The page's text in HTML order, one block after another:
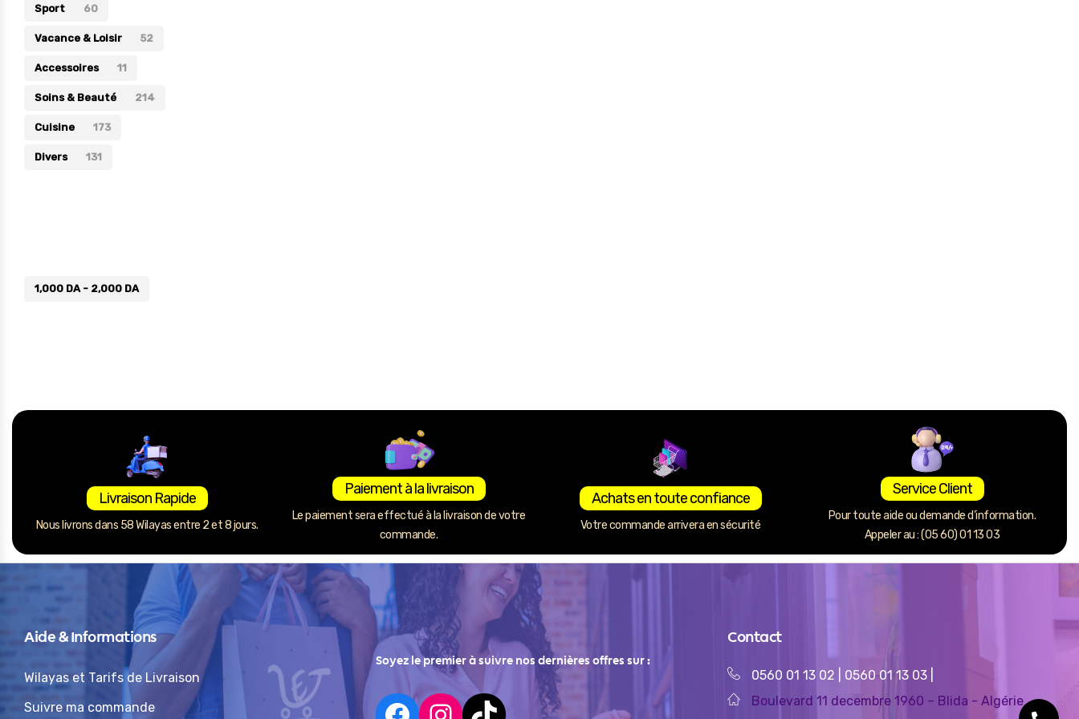
Sport 60
Vacance & Loisir 52
Accessoires 11
Soins & Beauté 214
Cuisine 173
Divers 131
1,000 DA- 2,000 DA
Livraison Rapide
Nous livrons dans 58 Wilayas entre 2 et 8 jours.
Paiement à la livraison
Le paiement sera effectué à la livraison de votre
commande.
Achats en toute confiance
Votre commande arrivera en sécurité
Service Client
Pour toute aide ou demande d’information.
Appeler au : (05 60) 01 13 03
Aide & Informations
Wilayas et Tarifs de Livraison
Suivre ma commande
Soyez le premier à suivre nos dernières offres sur :
Contact
0560 01 13 02 0560 01 13 03
Boulevard 11 decembre 1960 – Blida - Algérie